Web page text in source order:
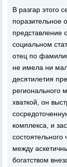
В разгар этого
поразительное
представление
социальном
отец по
не имела ни
десятилетия
регионального
хваткой, он
комплекса, и
состоятельного
между
богатством